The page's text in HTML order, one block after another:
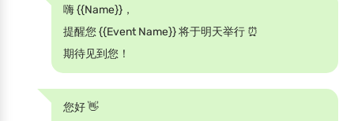
嗨 {{Name}}，
提醒您 {{Event Name}} 将于明天举行 ⏰
期待见到您！
您好 👋